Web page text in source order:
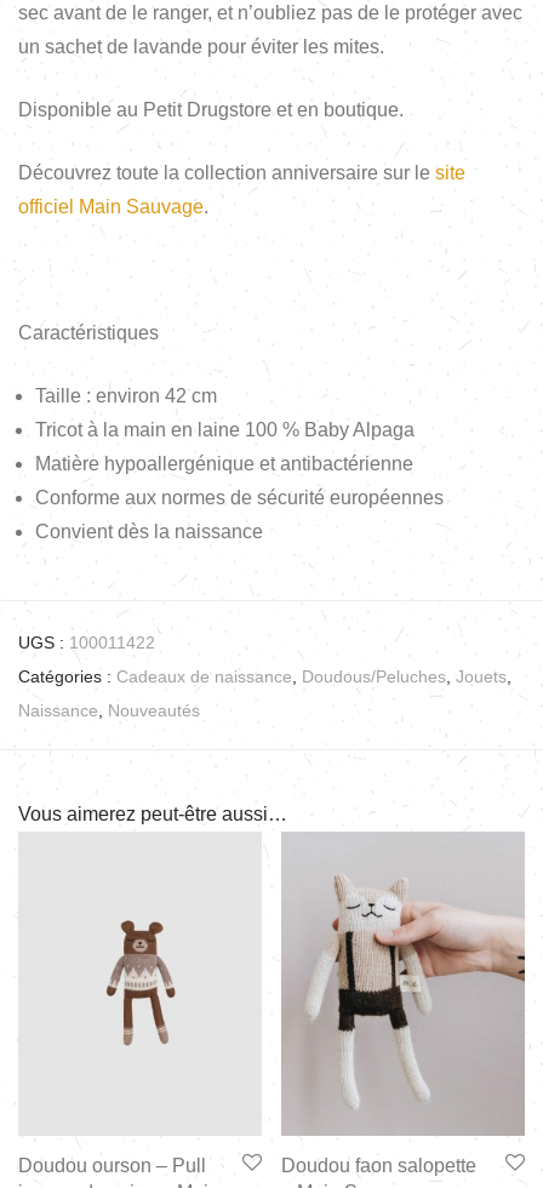
sec avant de le ranger, et n’oubliez pas de le protéger avec
un sachet de lavande pour éviter les mites.
Disponible au Petit Drugstore et en boutique.
Découvrez toute la collection anniversaire sur le site
officiel Main Sauvage.
Caractéristiques
Taille : environ 42 cm
Tricot à la main en laine 100 % Baby Alpaga
Matière hypoallergénique et antibactérienne
Conforme aux normes de sécurité européennes
Convient dès la naissance
UGS : 100011422
Catégories : Cadeaux de naissance Doudous/Peluches Jouets
Naissance
Nouveautés
Vous aimerez peut-être aussi…
Doudou ourson – Pull
Doudou faon salopette